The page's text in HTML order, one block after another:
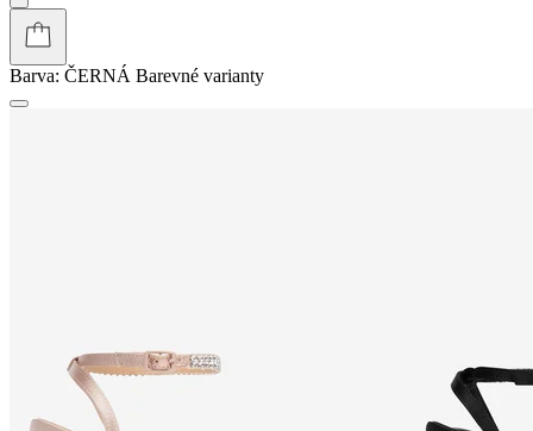
Barva: ČERNÁ Barevné varianty